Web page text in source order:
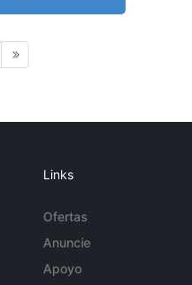
Links
Ofertas
Anuncie
Apoyo